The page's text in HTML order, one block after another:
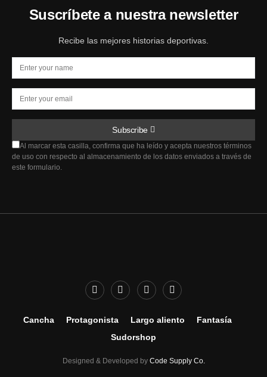
Suscríbete a nuestra newsletter
Recibe las mejores historias deportivas.
Subscribe
Al marcar esta casilla, confirma que ha leído y acepta nuestros términos
de uso con respecto al almacenamiento de los datos enviados a través de
este formulario.
Cancha Protagonista Largo aliento
Fantasía
Sudorshop
Designed & Developed by Code Supply Co.